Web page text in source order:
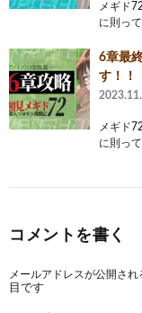
メギド
に則っ
6章最
す！！
メギド
に則っ
コメントを書く
メールアドレスが公開され
目です